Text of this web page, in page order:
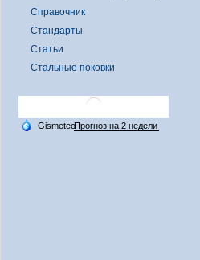
Справочник
Стандарты
Статьи
Стальные поковки